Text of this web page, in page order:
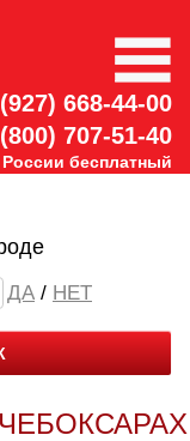
668-44-00
707-51-40
бесплатный
/ НЕТ